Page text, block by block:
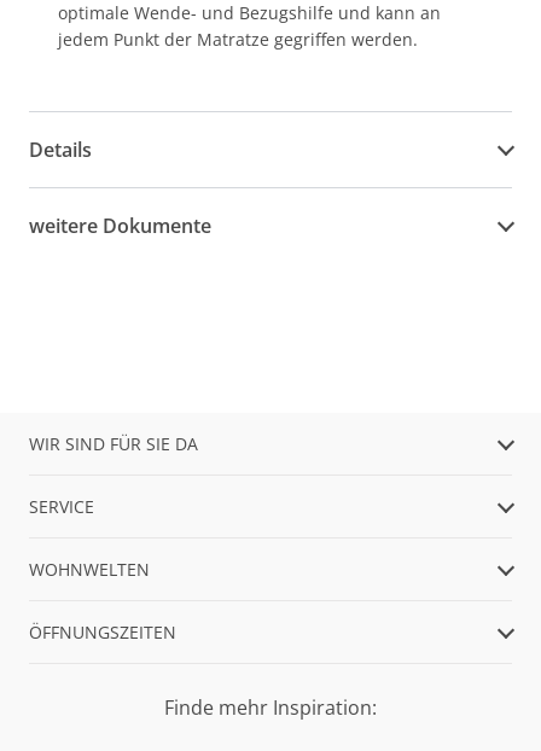
optimale Wende- und Bezugshilfe und kann an
jedem Punkt der Matratze gegriffen werden.
Details
weitere Dokumente
WIR SIND FÜR SIE DA
SERVICE
WOHNWELTEN
ÖFFNUNGSZEITEN
Finde mehr Inspiration: